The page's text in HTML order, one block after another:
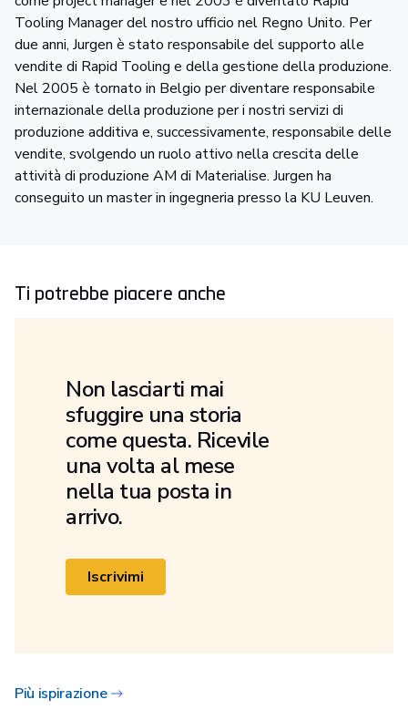
Tooling Manager del nostro ufficio nel Regno Unito. Per
due anni, Jurgen è stato responsabile del supporto alle
vendite di Rapid Tooling e della gestione della produzione.
Nel 2005 è tornato in Belgio per diventare responsabile
internazionale della produzione per i nostri servizi di
produzione additiva e, successivamente, responsabile delle
vendite, svolgendo un ruolo attivo nella crescita delle
attività di produzione AM di Materialise. Jurgen ha
conseguito un master in ingegneria presso la KU Leuven.
Ti potrebbe piacere anche
Non lasciarti mai
sfuggire una storia
come questa. Ricevile
una volta al mese
nella tua posta in
arrivo.
Iscrivimi
Più ispirazione